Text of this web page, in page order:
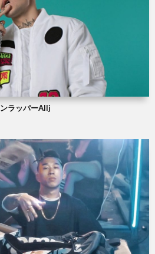
ラッパーAllj